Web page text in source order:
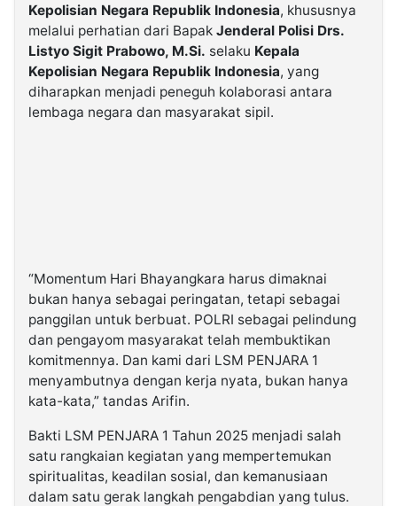
Kepolisian Negara Republik Indonesia, khususnya
melalui perhatian dari Bapak Jenderal Polisi Drs.
Listyo Sigit Prabowo, M.Si. selaku Kepala
Kepolisian Negara Republik Indonesia, yang
diharapkan menjadi peneguh kolaborasi antara
lembaga negara dan masyarakat sipil.
“Momentum Hari Bhayangkara harus dimaknai
bukan hanya sebagai peringatan, tetapi sebagai
panggilan untuk berbuat. POLRI sebagai pelindung
dan pengayom masyarakat telah membuktikan
komitmennya. Dan kami dari LSM PENJARA 1
menyambutnya dengan kerja nyata, bukan hanya
kata-kata,” tandas Arifin.
Bakti LSM PENJARA 1 Tahun 2025 menjadi salah
satu rangkaian kegiatan yang mempertemukan
spiritualitas, keadilan sosial, dan kemanusiaan
dalam satu gerak langkah pengabdian yang tulus.